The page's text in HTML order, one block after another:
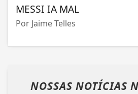
MESSI IA MAL
Por Jaime Telles
NOSSAS NOTÍCIAS